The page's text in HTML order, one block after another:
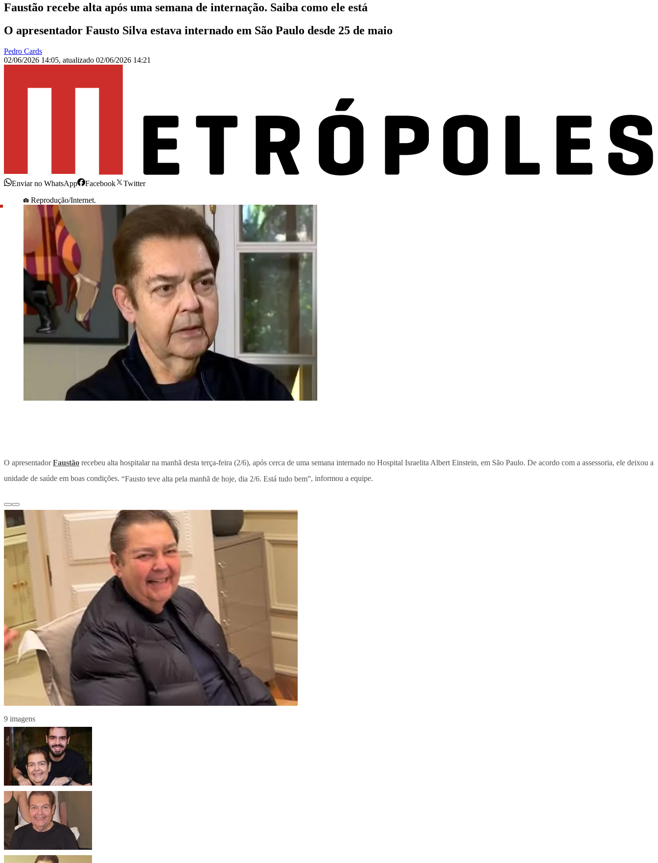
Faustão recebe alta após uma semana de internação. Saiba como ele está
O apresentador Fausto Silva estava internado em São Paulo desde 25 de maio
Pedro Cards
02/06/2026 14:05, atualizado 02/06/2026 14:21
Enviar no WhatsApp Facebook
Twitter
Reprodução/Internet.
O apresentadorFaustão recebeu alta hospitalar na manhã desta terça-feira (2/6), após cerca de uma semana internado no Hospital Israelita Albert Einstein, em São Paulo. De acordo com a assessoria, ele deixou a
unidade de saúde em boas condições. “Fausto teve alta pela manhã de hoje, dia 2/6. Está tudo bem”, informou a equipe.
9 imagens